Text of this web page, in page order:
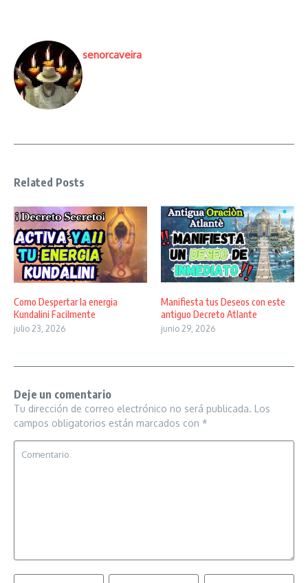
senorcaveira
Related Posts
Como Despertar la energia
Kundalini Facilmente
julio 23, 2026
Manifiesta tus Deseos con este
antiguo Decreto Atlante
junio 29, 2026
Deje un comentario
Tu dirección de correo electrónico no será publicada. Los
campos obligatorios están marcados con *